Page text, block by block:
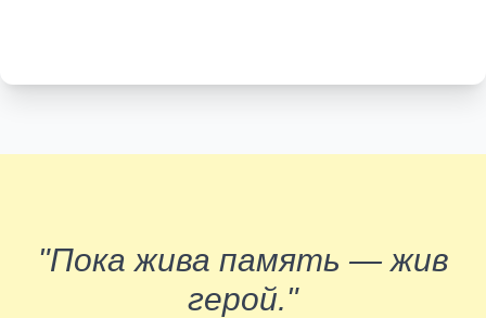
"Пока жива память — жив
герой."